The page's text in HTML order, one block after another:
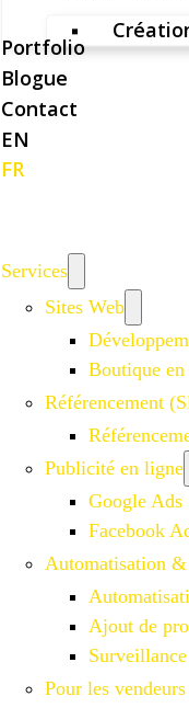
Portfolio
Blogue
Contact
EN
FR
Services
Sites Web
Boutique
Référencement
Publicité en ligne
Google Ads
Facebook
Automatisation
Ajout de
Pour les